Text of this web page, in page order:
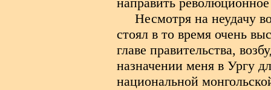
Несмотря на неудачу
стоял в то время очень
главе правительства,
назначении меня в Ургу
национальной